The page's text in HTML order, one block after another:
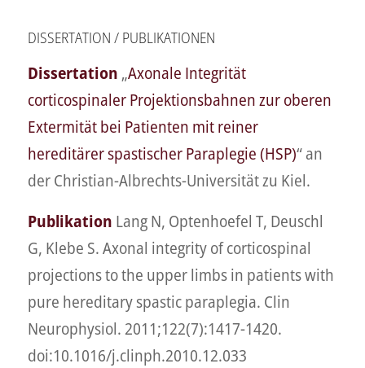
DISSERTATION / PUBLIKATIONEN
Dissertation „Axonale Integrität
corticospinaler Projektionsbahnen zur oberen
Extermität bei Patienten mit reiner
hereditärer spastischer Paraplegie (HSP)“ an
der Christian-Albrechts-Universität zu Kiel.
Publikation Lang N, Optenhoefel T, Deuschl
G, Klebe S. Axonal integrity of corticospinal
projections to the upper limbs in patients with
pure hereditary spastic paraplegia. Clin
Neurophysiol. 2011;122(7):1417-1420.
doi:10.1016/j.clinph.2010.12.033